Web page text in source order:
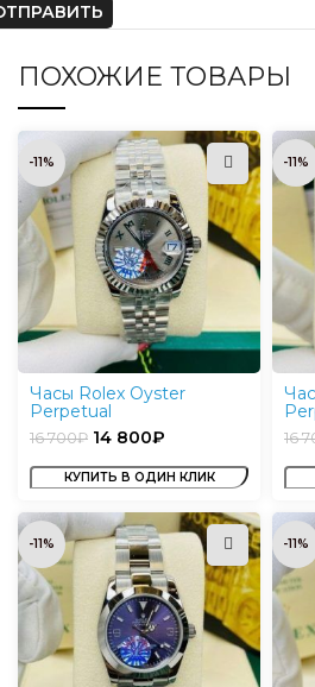
ПОХОЖИЕ ТОВАРЫ
-11%
Часы Rolex Oyster
Perpetual
16 700₽ 14 800₽
КУПИТЬ В ОДИН КЛИК
-11%
16
-11% -11%